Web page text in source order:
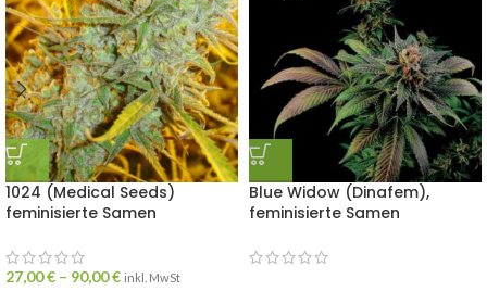
1024 (Medical Seeds)
feminisierte Samen
27,00€ – 90,00€ inkl. MwSt
Blue Widow (Dinafem),
feminisierte Samen